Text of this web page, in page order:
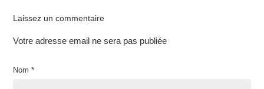
Laissez un commentaire
Votre adresse email ne sera pas publiée
Nom*